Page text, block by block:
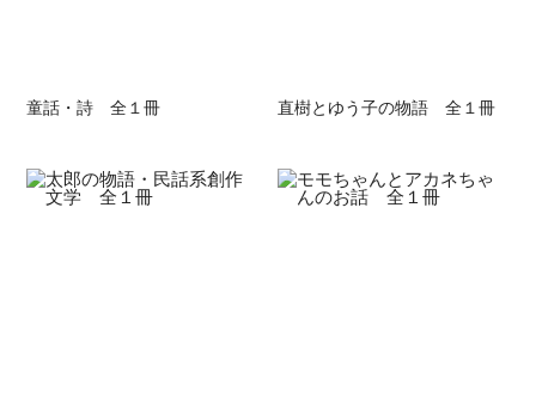
童話・詩 全１冊 直樹とゆう子の物語 全１冊